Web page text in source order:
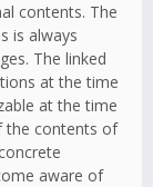
contents. The
is always
The linked
at the time
at the time
the contents of
aware of